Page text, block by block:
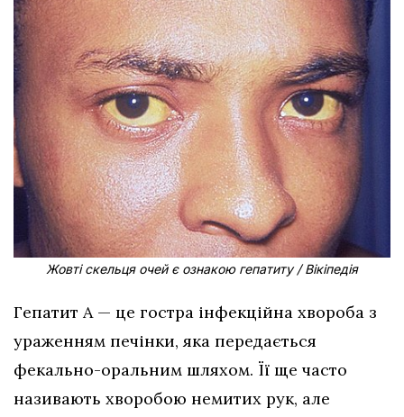
Жовті скельця очей є ознакою гепатиту / Вікіпедія
Гепатит А — це гостра інфекційна хвороба з
ураженням печінки, яка передається
фекально-оральним шляхом. Її ще часто
називають хворобою немитих рук, але